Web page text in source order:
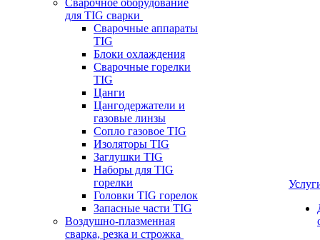
Сварочное оборудование
для TIG сварки
Сварочные аппараты
TIG
Блоки охлаждения
Сварочные горелки
TIG
Цанги
Цангодержатели и
газовые линзы
Сопло газовое TIG
Изоляторы TIG
Заглушки TIG
Наборы для TIG
горелки
Головки TIG горелок
Запасные части TIG
Воздушно-плазменная
сварка, резка и строжка